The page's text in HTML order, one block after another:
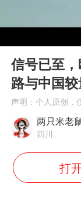
Play
信号已至
路与中国
声明：个人原创，
两只米老
四川
打